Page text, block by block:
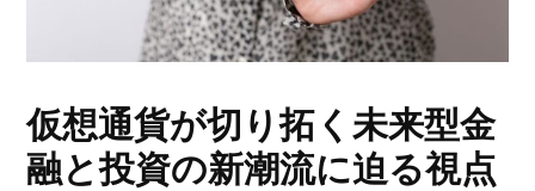
仮想通貨が切り拓く未来型金
融と投資の新潮流に迫る視点